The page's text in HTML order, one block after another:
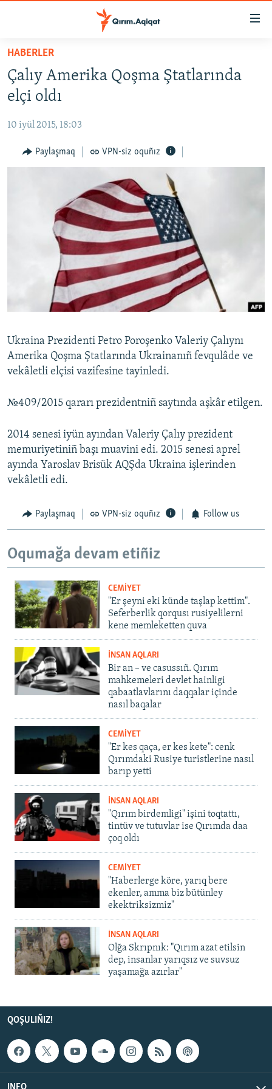
Esas
qaytmaq
Baş
navigatsiyağa
qaytmaq
qaytmaq
HABERLER
SİYASET
İQTİSADİYAT
CEMİYET
MEDENİYET
Українською
QOŞULIÑIZ!
RFE/RS bütün saytları
HABERLER
Çalıy Amerika Qoşma Ştatlarında
elçi oldı
10 iyül 2015, 18:03
Paylaşmaq VPN-siz oquñız
Ukraina Prezidenti Petro Poroşenko Valeriy Çalıynı
Amerika Qoşma Ştatlarında Ukrainanıñ fevqulâde ve
vekâletli elçisi vazifesine tayinledi.
№409/2015 qararı prezidentniñ saytında aşkâr etilgen.
2014 senesi iyün ayından Valeriy Çalıy prezident
memuriyetiniñ başı muavini edi. 2015 senesi aprel
ayında Yaroslav Brisük AQŞda Ukraina işlerinden
vekâletli edi.
Paylaşmaq VPN-siz oquñız Follow us
Oqumağa devam etiñiz
CEMİYET
"Er şeyni eki künde taşlap kettim".
Seferberlik qorqusı rusiyelilerni
kene memleketten quva
İNSAN AQLARI
Bir an – ve casussıñ. Qırım
mahkemeleri devlet hainligi
qabaatlavlarını daqqalar içinde
nasıl baqalar
CEMİYET
"Er kes qaça, er kes kete": cenk
Qırımdaki Rusiye turistlerine nasıl
barıp yetti
İNSAN AQLARI
"Qırım birdemligi" işini toqtattı,
tintüv ve tutuvlar ise Qırımda daa
çoq oldı
CEMİYET
"Haberlerge köre, yarıq bere
ekenler, amma biz bütünley
ekektriksizmiz"
İNSAN AQLARI
Olğa Skrıpnık: "Qırım azat etilsin
dep, insanlar yarıqsız ve suvsuz
yaşamağa azırlar"
QOŞULIÑIZ!
INFO